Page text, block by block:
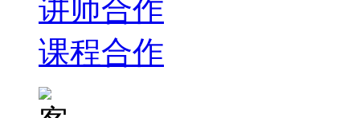
讲师合作
课程合作